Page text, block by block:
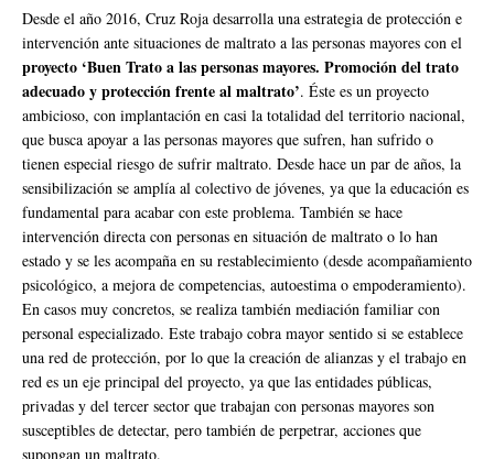
Desde el año 2016, Cruz Roja desarrolla una estrategia de protección e
intervención ante situaciones de maltrato a las personas mayores con el
proyecto ‘Buen Trato a las personas mayores. Promoción del trato
adecuado y protección frente al maltrato’. Éste es un proyecto
ambicioso, con implantación en casi la totalidad del territorio nacional,
que busca apoyar a las personas mayores que sufren, han sufrido o
tienen especial riesgo de sufrir maltrato. Desde hace un par de años, la
sensibilización se amplía al colectivo de jóvenes, ya que la educación es
fundamental para acabar con este problema. También se hace
intervención directa con personas en situación de maltrato o lo han
estado y se les acompaña en su restablecimiento (desde acompañamiento
psicológico, a mejora de competencias, autoestima o empoderamiento).
En casos muy concretos, se realiza también mediación familiar con
personal especializado. Este trabajo cobra mayor sentido si se establece
una red de protección, por lo que la creación de alianzas y el trabajo en
red es un eje principal del proyecto, ya que las entidades públicas,
privadas y del tercer sector que trabajan con personas mayores son
susceptibles de detectar, pero también de perpetrar, acciones que
supongan un maltrato.